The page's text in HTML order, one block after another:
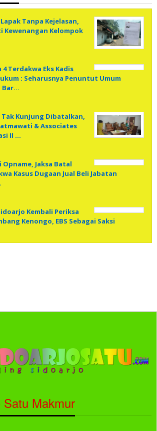
Tanpa Kejelasan,
Kewenangan Kelompok
Terdakwa Eks Kadis
: Seharusnya Penuntut Umum
Bar…
Tak Kunjung Dibatalkan,
& Associates
II …
Jaksa Batal
Kasus Dugaan Jual Beli Jabatan
Kembali Periksa
Kenongo, EBS Sebagai Saksi
Makmur